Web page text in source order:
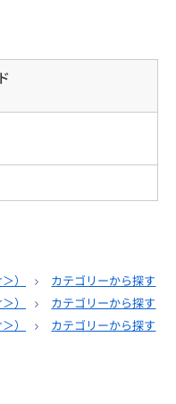
）
カテゴリーから探す
）
カテゴリーから探す
） カテゴリーから探す